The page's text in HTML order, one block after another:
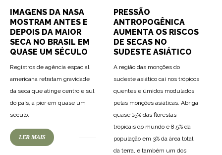
IMAGENS DA NASA
MOSTRAM ANTES E
DEPOIS DA MAIOR
SECA NO BRASIL EM
QUASE UM SÉCULO
Registros de agência espacial
americana retratam gravidade
da seca que atinge centro e sul
do país, a pior em quase um
século.
LER MAIS
PRESSÃO
ANTROPOGÊNICA
AUMENTA OS RISCOS
DE SECAS NO
SUDESTE ASIÁTICO
A região das monções do
sudeste asiático cai nos trópicos
quentes e úmidos modulados
pelas monções asiáticas. Abriga
quase 15% das florestas
tropicais do mundo e 8,5% da
população em 3% da área total
da terra, e também um dos